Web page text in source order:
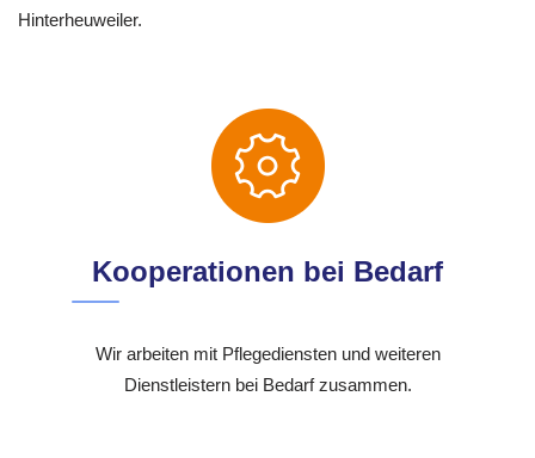
Hinterheuweiler.
Kooperationen bei Bedarf
Wir arbeiten mit Pflegediensten und weiteren
Dienstleistern bei Bedarf zusammen.